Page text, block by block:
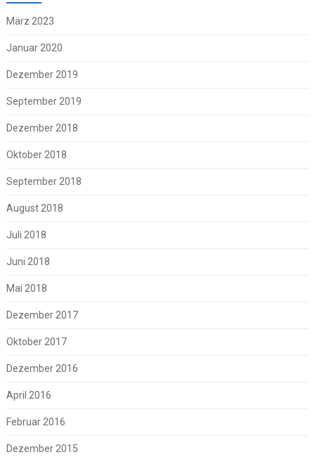
März 2023
Januar 2020
Dezember 2019
September 2019
Dezember 2018
Oktober 2018
September 2018
August 2018
Juli 2018
Juni 2018
Mai 2018
Dezember 2017
Oktober 2017
Dezember 2016
April 2016
Februar 2016
Dezember 2015